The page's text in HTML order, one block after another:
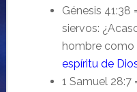
Génesis 41:38
siervos:
hombre como
espíritu de
1 Samuel 28:7